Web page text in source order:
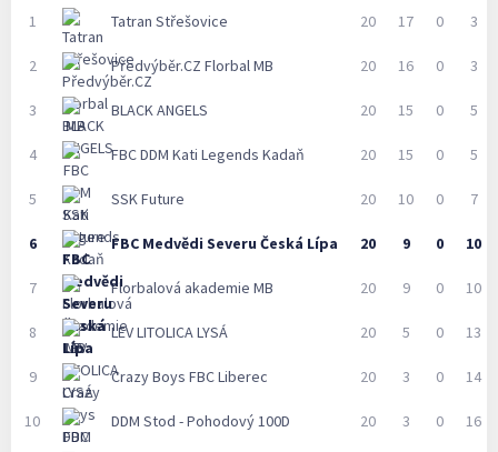
1 Tatran Střešovice 20 17 0 3
2 Předvýběr.CZ Florbal MB 20 16 0 3
3 BLACK ANGELS 20 15 0 5
4 FBC DDM Kati Legends Kadaň 20 15 0 5
5 SSK Future 20 10 0 7
6 FBC Medvědi Severu Česká Lípa 20 9 0 10
7 Florbalová akademie MB 20 9 0 10
8 LEV LITOLICA LYSÁ 20 5 0 13
9 Crazy Boys FBC Liberec 20 3 0 14
10 DDM Stod - Pohodový 100D 20 3 0 16